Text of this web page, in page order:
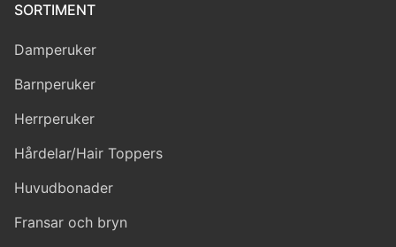
SORTIMENT
Damperuker
Barnperuker
Herrperuker
Hårdelar/Hair Toppers
Huvudbonader
Fransar och bryn